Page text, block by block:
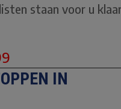
staan voor u
IN